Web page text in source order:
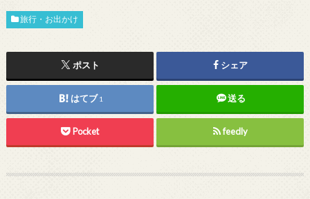
旅行・お出かけ
ポスト シェア
はてブ 1 送る
Pocket feedly